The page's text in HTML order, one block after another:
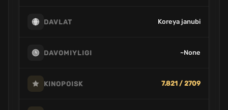
DAVLAT Koreya janubi
DAVOMIYLIGI ~None
KINOPOISK 7.821 / 2709